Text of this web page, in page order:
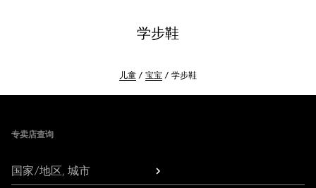
学步鞋
儿童 宝宝 学步鞋
专卖店查询
国家/地区, 城市